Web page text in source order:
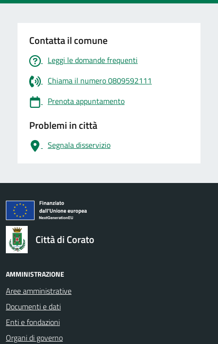
Contatta il comune
Leggi le domande frequenti
Chiama il numero 0809592111
Prenota appuntamento
Problemi in città
Segnala disservizio
logo Unione Europea
Città di Corato
AMMINISTRAZIONE
Aree amministrative
Documenti e dati
Enti e fondazioni
Organi di governo